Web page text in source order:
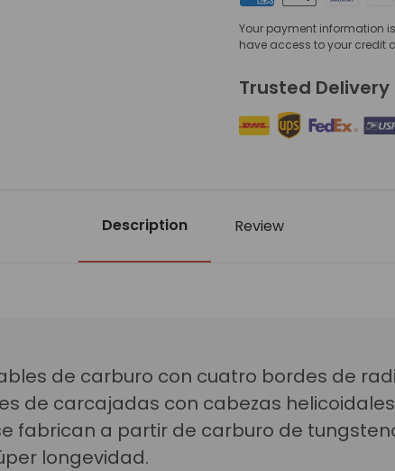
Your payment information
have access to your credit
Trusted Delivery
Description Review
de carburo con cuatro bordes de
de carcajadas con cabezas
fabrican a partir de carburo de
longevidad.